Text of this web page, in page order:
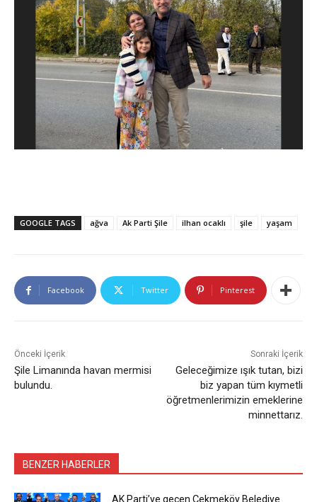
GOOGLE TAGS ağva Ak Parti Şile ilhan ocaklı şile yaşam
Facebook Twitter Pinterest
Önceki İçerik
Şile Limanında havan mermisi
bulundu.
Sonraki İçerik
Geleceğimize ışık tutan, bizi
biz yapan tüm kıymetli
öğretmenlerimizin emeklerine
minnettarız.
BENZER HABERLER
AK Parti’ye geçen Çekmeköy Belediye